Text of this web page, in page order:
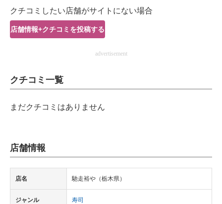
製造業のIT導入・活用を支援
エレクトロニクス専門サイト
電子設計の基本と応用
ちょっと気になるネットの話題
クチコミしたい店舗がサイトにない場合
店舗情報+クチコミを投稿する
advertisement
クチコミ一覧
まだクチコミはありません
店舗情報
店名 馳走裕や（栃木県）
ジャンル 寿司